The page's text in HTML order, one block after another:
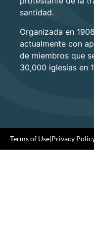
santidad.
Organizada en
actualmente con
de miembros que
30,000 iglesias en
Terms of Use|Privacy